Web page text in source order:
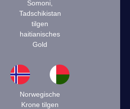
Somoni,
Tadschikistan
tilgen
haitianisches
Gold
Norwegische
Krone tilgen